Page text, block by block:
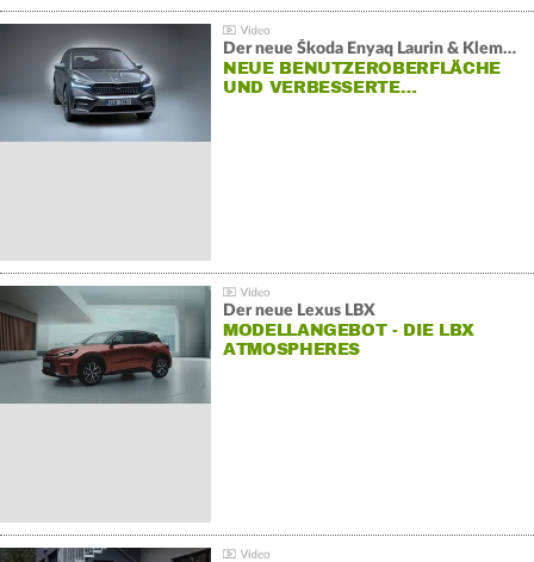
Der neue Škoda Enyaq Laurin & Klement
NEUE BENUTZEROBERFLÄCHE
UND VERBESSERTE…
Der neue Lexus LBX
MODELLANGEBOT - DIE LBX
ATMOSPHERES